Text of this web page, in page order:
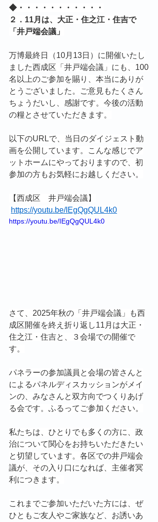
◆・・・・・・・・・・・
２．11月は、大正・住之江・住吉で
「井戸端会議」
万博最終日（10月13日）に開催いたし
ました西成区「井戸端会議」にも、100
名以上のご参加を賜り、本当にありが
とうございました。ご意見もたくさん
ちょうだいし、感謝です。今後の活動
の糧とさせていただきます。
以下のURLで、当日のダイジェスト動
画を公開しています。こんな感じでア
ットホームにやっておりますので、初
参加の方もお気軽にお越しください。
【西成区　井戸端会議】
https://youtu.be/IEgQgQUL4k0
https://youtu.be/IEgQgQUL4k0
さて、2025年秋の「井戸端会議」も西
成区開催を終え折り返し11月は大正・
住之江・住吉と、３会場での開催で
す。
パネラーの参加議員と会場の皆さんと
によるパネルディスカッションがメイ
ンの、みなさんと双方向でつくりあげ
る会です。ふるってご参加ください。
私たちは、ひとりでも多くの方に、政
治について関心をお持ちいただきたい
と切望しています。各区での井戸端会
議が、その入り口になれば、主催者冥
利につきます。
これまでご参加いただいた方には、ぜ
ひともご友人やご家族など、お誘いあ